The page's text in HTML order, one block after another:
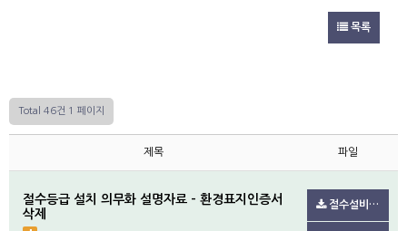
목록
Total 46건 1 페이지
제목 파일
절수등급 설치 의무화 설명자료 - 환경표지인증서
삭제
절수설비 설치 의무화 설명자료 배포.pdf(123.7K)